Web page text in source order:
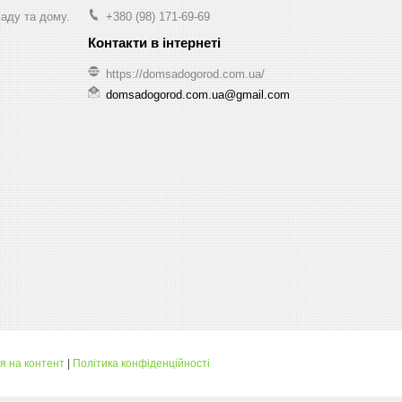
та дому. +380 (98) 171-69-69
https://domsadogorod.com.ua/
domsadogorod.com.ua@gmail.com
на контент | Політика конфіденційності